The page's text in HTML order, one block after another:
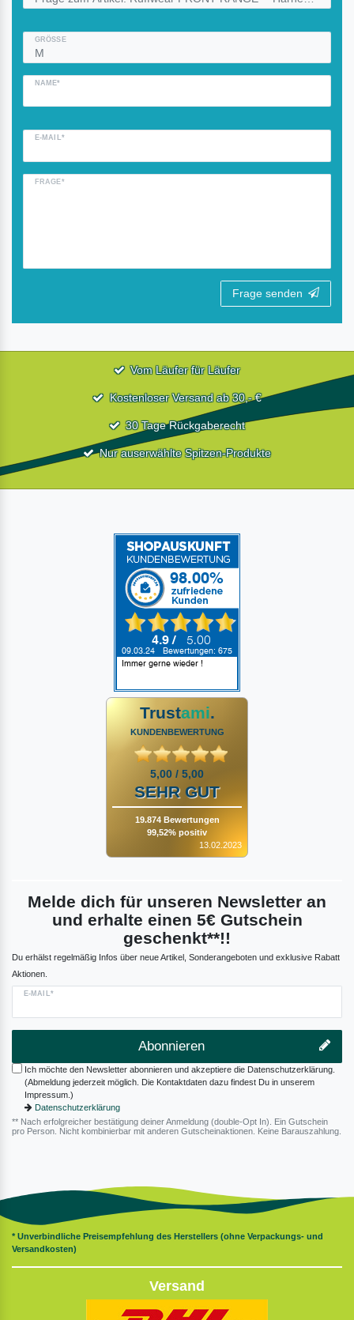
GRÖSSE
NAME*
E-MAIL*
FRAGE*
Frage senden
Vom Läufer für Läufer
Kostenloser Versand ab 30,- €
30 Tage Rückgaberecht
Nur auserwählte Spitzen-Produkte
Trustami.
KUNDENBEWERTUNG
5,00 / 5,00
SEHR GUT
19.874 Bewertungen
99,52% positiv
13.02.2023
Melde dich für unseren Newsletter an
und erhalte einen 5€ Gutschein
geschenkt**!!
Du erhälst regelmäßig Infos über neue Artikel, Sonderangeboten und exklusive Rabatt
Aktionen.
E-MAIL*
Abonnieren
Ich möchte den Newsletter abonnieren und akzeptiere die Datenschutzerklärung.
(Abmeldung jederzeit möglich. Die Kontaktdaten dazu findest Du in unserem
Impressum.)
Datenschutzerklärung
** Nach erfolgreicher bestätigung deiner Anmeldung (double-Opt In). Ein Gutschein
pro Person. Nicht kombinierbar mit anderen Gutscheinaktionen. Keine Barauszahlung.
* Unverbindliche Preisempfehlung des Herstellers (ohne Verpackungs- und
Versandkosten)
Versand